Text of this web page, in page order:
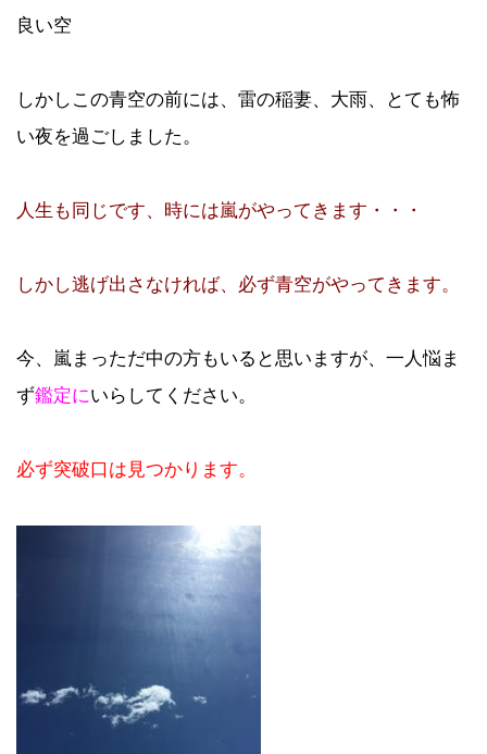
良い空
しかしこの青空の前には、雷の稲妻、大雨、とても怖
い夜を過ごしました。
人生も同じです、時には嵐がやってきます・・・
しかし逃げ出さなければ、必ず青空がやってきます。
今、嵐まっただ中の方もいると思いますが、一人悩ま
ず鑑定にいらしてください。
必ず突破口は見つかります。